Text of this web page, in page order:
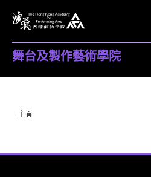
舞台及製作藝術學院
主頁